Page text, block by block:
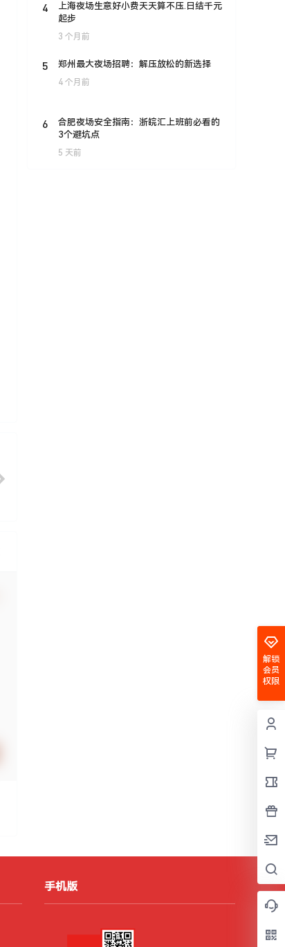
4
上海夜场生意好小费天天算不压.日结千元
起步
3 个月前
5 郑州最大夜场招聘：解压放松的新选择
4 个月前
6
合肥夜场安全指南：浙皖汇上班前必看的
3个避坑点
5 天前
解锁
会员
权限
手机版